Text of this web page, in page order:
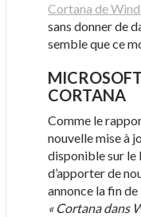
Cortana de
sans donner de
semble que ce
CORTANA
Comme le
nouvelle mise à
disponible sur
d’apporter de
annonce la fin
« Cortana dans